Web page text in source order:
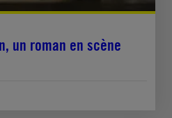
un roman en scène